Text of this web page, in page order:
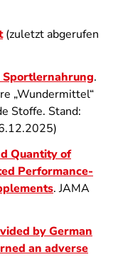
(zuletzt abgerufen
Sportlernahrung.
„Wundermittel“
Stoffe. Stand:
Quantity of
Performance-
. JAMA
by German
an adverse